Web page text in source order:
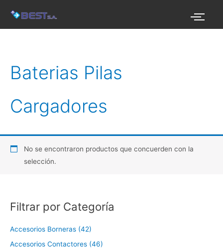
contenido
Filtrar por Categoría
Accesorios Borneras (42)
Accesorios Contactores (46)
Baterias Pilas
Cargadores
No se encontraron productos que concuerden con la
selección.